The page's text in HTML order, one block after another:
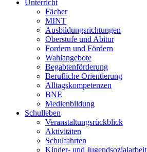
Unterricht
Fächer
MINT
Ausbildungsrichtungen
Oberstufe und Abitur
Fordern und Fördern
Wahlangebote
Begabtenförderung
Berufliche Orientierung
Alltagskompetenzen
BNE
Medienbildung
Schulleben
Veranstaltungsrückblick
Aktivitäten
Schulfahrten
Kinder- und Jugendsozialarbeit